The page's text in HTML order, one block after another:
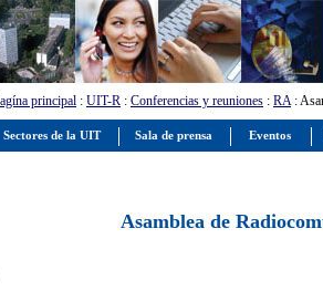
principal : UIT-R : Conferencias y reuniones : RA:
Asamblea de
Sectores de la UIT Sala de prensa Eventos